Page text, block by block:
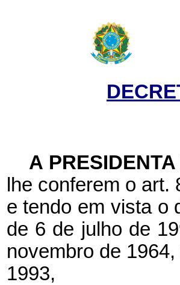
A
lhe conferem o art.
e tendo em vista o
de 6 de julho de
novembro de
1993,